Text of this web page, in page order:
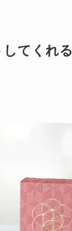
てくれ